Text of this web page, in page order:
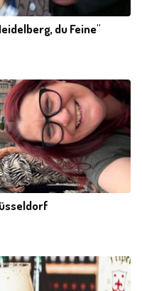
du Feine"